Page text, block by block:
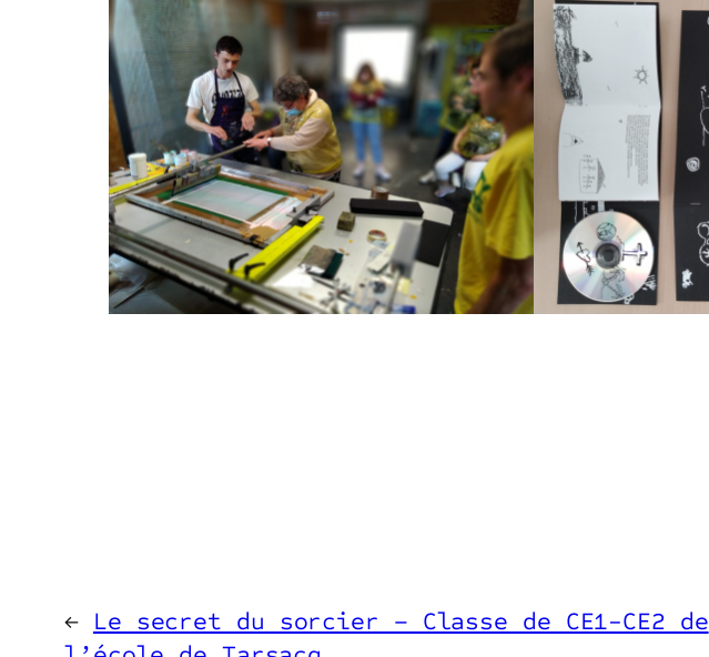
← Le secret du sorcier – Classe de CE1-CE2 de